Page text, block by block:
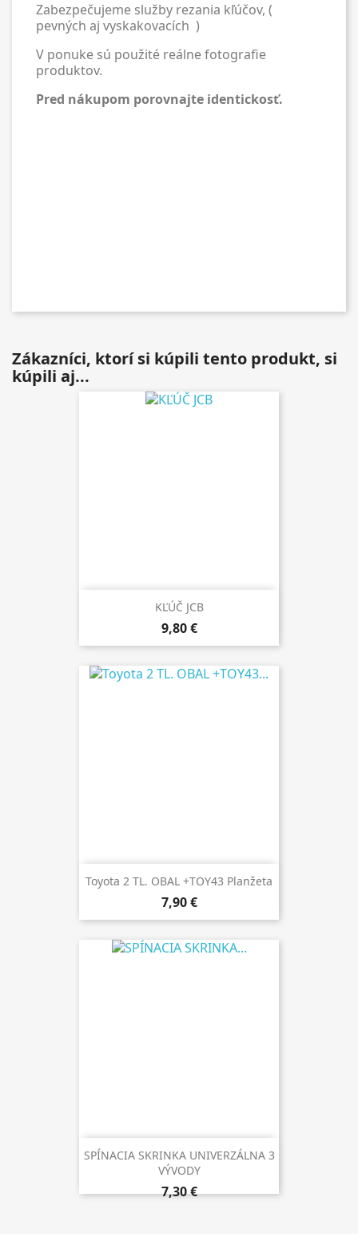
Zabezpečujeme služby rezania kľúčov, (
pevných aj vyskakovacích )
V ponuke sú použité reálne fotografie
produktov.
Pred nákupom porovnajte identickosť.
Zákazníci, ktorí si kúpili tento produkt, si
kúpili aj...
KĽÚČ JCB
9,80 €
Toyota 2 TL. OBAL +TOY43 Planžeta
7,90 €
SPÍNACIA SKRINKA UNIVERZÁLNA 3
VÝVODY
7,30 €